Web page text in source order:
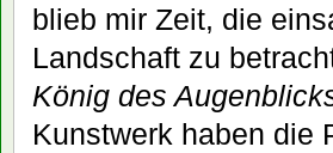
blieb mir Zeit, die
Landschaft zu
König des
Kunstwerk haben die